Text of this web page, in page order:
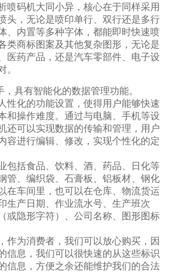
喷码机大同小异，核心在于同样采用
头，无论是喷印单行、双行还是多行
、内置等多种字体，都能即时快速喷
类商标图案及其他复杂图形，无论是
医药产品，还是汽车零部件、电子设
。
具有智能化的数据管理功能。
性化的功能设置，使得用户能够快速
和操作难度。通过与电脑、手机等设
还可以实现数据的传输和管理，用户
容进行编辑、修改，实现个性化的定
包括食品、饮料、酒、药品、日化等
管、编织袋、石膏板、铝板材、钢化
在车间里，也可以在仓库、物流货运
生产日期、作业流水号、生产班次
或隐形字符）、公司名称、图形图标
作为消费者，我们可以放心购买，因
信息，我们可以很快速的从这些标识
信息，方便之余还能维护我们的合法